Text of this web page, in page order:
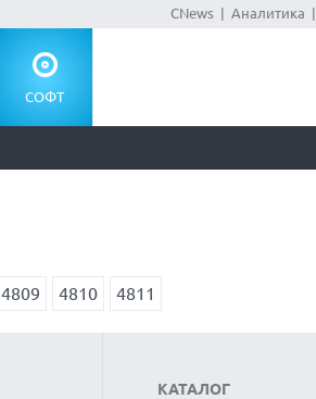
CNews Аналитика
СОФТ
4809 4810 4811
КАТАЛОГ